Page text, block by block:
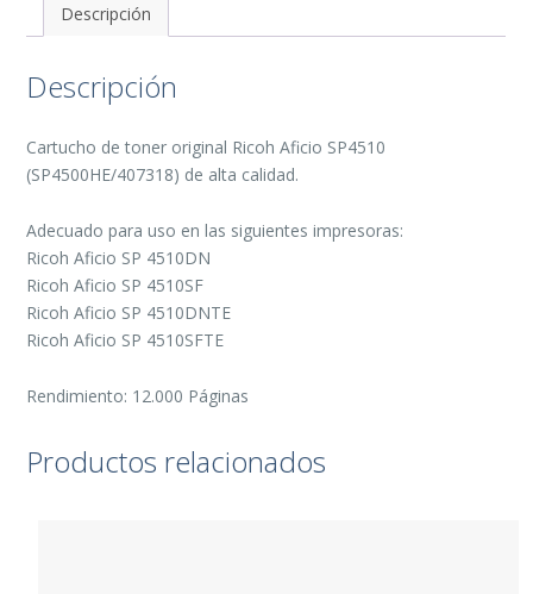
Descripción
Descripción
Cartucho de toner original Ricoh Aficio SP4510
(SP4500HE/407318) de alta calidad.
Adecuado para uso en las siguientes impresoras:
Ricoh Aficio SP 4510DN
Ricoh Aficio SP 4510SF
Ricoh Aficio SP 4510DNTE
Ricoh Aficio SP 4510SFTE
Rendimiento: 12.000 Páginas
Productos relacionados